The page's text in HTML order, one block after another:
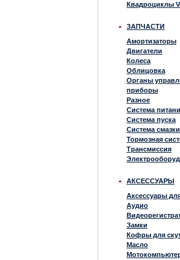
Квадроциклы
ЗАПЧАСТИ
Амортизаторы
Двигатели
Колеса
Облицовка
Органы
приборы
Разное
Система
Система пуска
Система смазки
Тормозная
Трансмиссия
АКСЕССУАРЫ
Аксессуары
Аудио
Замки
Кофры для
Масло